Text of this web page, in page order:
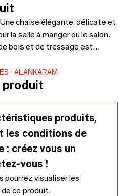
chaise élégante, délicate et
la salle à manger ou le salon.
bois et de tressage est
cm.
ALANKARAM
produits,
les conditions de
: créez vous un
vous !
pourrez visualiser les
ce produit.